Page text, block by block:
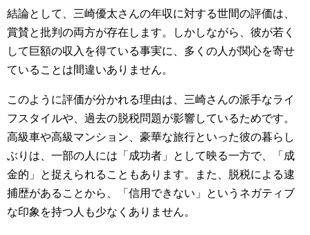
結論として、三崎優太さんの年収に対する世間の評価は、
賞賛と批判の両方が存在します。しかしながら、彼が若く
して巨額の収入を得ている事実に、多くの人が関心を寄せ
ていることは間違いありません。
このように評価が分かれる理由は、三崎さんの派手なライ
フスタイルや、過去の脱税問題が影響しているためです。
高級車や高級マンション、豪華な旅行といった彼の暮らし
ぶりは、一部の人には「成功者」として映る一方で、「成
金的」と捉えられることもあります。また、脱税による逮
捕歴があることから、「信用できない」というネガティブ
な印象を持つ人も少なくありません。